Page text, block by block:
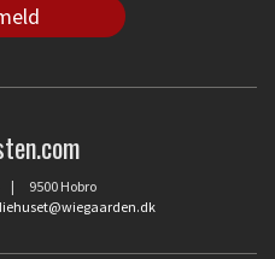
| 9500 Hobro